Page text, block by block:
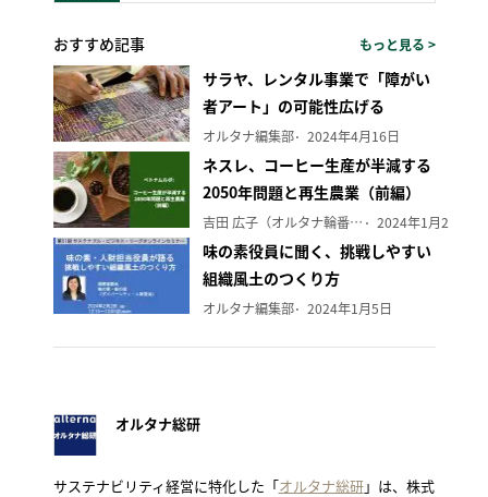
おすすめ記事 もっと見る >
サラヤ、レンタル事業で「障がい
者アート」の可能性広げる
オルタナ編集部 2024年4月16日
ネスレ、コーヒー生産が半減する
2050年問題と再生農業（前編）
吉田 広子（オルタナ輪番編集長） 2024年1月29日
味の素役員に聞く、挑戦しやすい
組織風土のつくり方
オルタナ編集部 2024年1月5日
オルタナ総研
サステナビリティ経営に特化した「オルタナ総研」は、株式